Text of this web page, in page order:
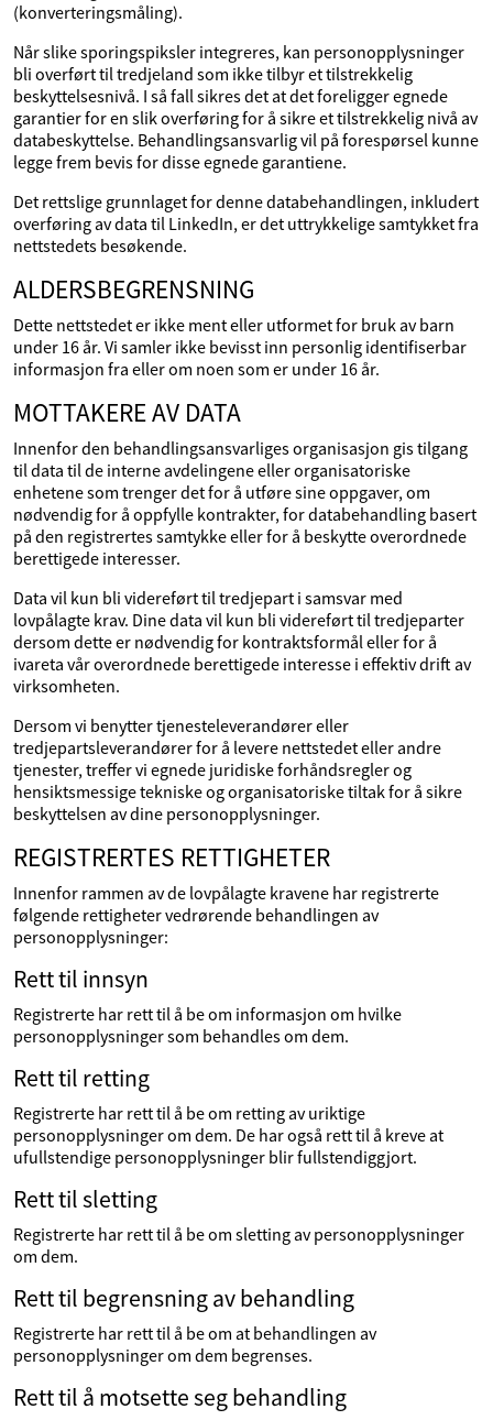
(konverteringsmåling).
Når slike sporingspiksler integreres, kan personopplysninger
bli overført til tredjeland som ikke tilbyr et tilstrekkelig
beskyttelsesnivå. I så fall sikres det at det foreligger egnede
garantier for en slik overføring for å sikre et tilstrekkelig nivå av
databeskyttelse. Behandlingsansvarlig vil på forespørsel kunne
legge frem bevis for disse egnede garantiene.
Det rettslige grunnlaget for denne databehandlingen, inkludert
overføring av data til LinkedIn, er det uttrykkelige samtykket fra
nettstedets besøkende.
ALDERSBEGRENSNING
Dette nettstedet er ikke ment eller utformet for bruk av barn
under 16 år. Vi samler ikke bevisst inn personlig identifiserbar
informasjon fra eller om noen som er under 16 år.
MOTTAKERE AV DATA
Innenfor den behandlingsansvarliges organisasjon gis tilgang
til data til de interne avdelingene eller organisatoriske
enhetene som trenger det for å utføre sine oppgaver, om
nødvendig for å oppfylle kontrakter, for databehandling basert
på den registrertes samtykke eller for å beskytte overordnede
berettigede interesser.
Data vil kun bli videreført til tredjepart i samsvar med
lovpålagte krav. Dine data vil kun bli videreført til tredjeparter
dersom dette er nødvendig for kontraktsformål eller for å
ivareta vår overordnede berettigede interesse i effektiv drift av
virksomheten.
Dersom vi benytter tjenesteleverandører eller
tredjepartsleverandører for å levere nettstedet eller andre
tjenester, treffer vi egnede juridiske forhåndsregler og
hensiktsmessige tekniske og organisatoriske tiltak for å sikre
beskyttelsen av dine personopplysninger.
REGISTRERTES RETTIGHETER
Innenfor rammen av de lovpålagte kravene har registrerte
følgende rettigheter vedrørende behandlingen av
personopplysninger:
Rett til innsyn
Registrerte har rett til å be om informasjon om hvilke
personopplysninger som behandles om dem.
Rett til retting
Registrerte har rett til å be om retting av uriktige
personopplysninger om dem. De har også rett til å kreve at
ufullstendige personopplysninger blir fullstendiggjort.
Rett til sletting
Registrerte har rett til å be om sletting av personopplysninger
om dem.
Rett til begrensning av behandling
Registrerte har rett til å be om at behandlingen av
personopplysninger om dem begrenses.
Rett til å motsette seg behandling